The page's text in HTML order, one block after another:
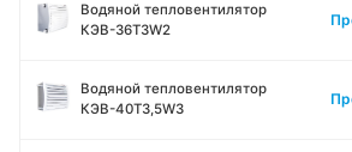
Водяной тепловентилятор
КЭВ-36Т3W2
Водяной тепловентилятор
КЭВ-40Т3,5W3